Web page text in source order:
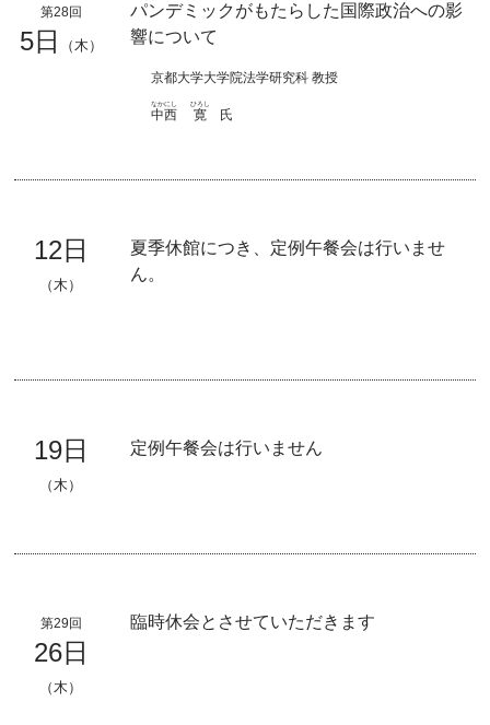
第28回
5日 （木）
パンデミックがもたらした国際政治への影
響について
京都大学大学院法学研究科 教授
中西
なかにし
寛
ひろし
氏
12日
（木）
夏季休館につき、定例午餐会は行いませ
ん。
19日
（木）
定例午餐会は行いません
第29回
26日
（木）
臨時休会とさせていただきます